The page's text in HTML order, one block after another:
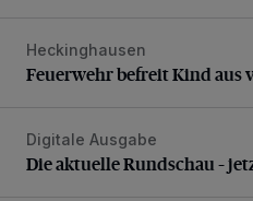
Feuerwehr befreit Kind aus
Heckinghausen
Feuerwehr befreit Kind aus
Die aktuelle Rundschau –
Digitale Ausgabe
Die aktuelle Rundschau –